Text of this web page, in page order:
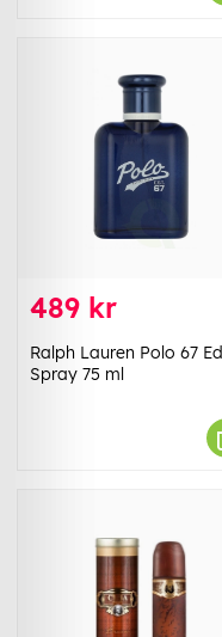
489 kr
Ralph Lauren Polo 67
Spray 75 ml